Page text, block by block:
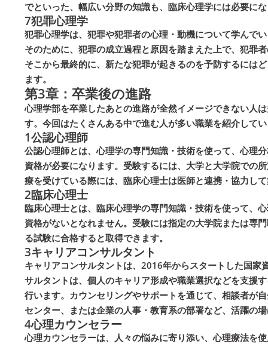
でといった、幅広い分野の知識も、臨床心理学には必要に
7犯罪心理学
犯罪心理学は、犯罪や犯罪者の心理・動機について学んで
そのために、犯罪の成立過程と原因を踏まえた上で、犯罪
そこから最終的に、新たな犯罪が起きるのを予防するには
ます。
第3章：卒業後の進路
心理学部を卒業したあとの進路が全然イメージできない人
す。今回はたくさんある中で進む人が多い職業を紹介して
1公認心理師
公認心理師とは、心理学の専門知識・技術を使って、心理
資格が必要になります。受験するには、大学と大学院での
療を受けている際には、臨床心理士は医師と連携・協力し
2臨床心理士
臨床心理士とは、臨床心理学の専門知識・技術を使って、
資格がないとなれません。受験には指定の大学院または専
る試験に合格すると取得できます。
3キャリアコンサルタント
キャリアコンサルタントは、2016年からスタートした国
サルタントは、個人のキャリア形成や職業選択などを支援
行います。カウンセリングやサポートを通じて、相談者が
センター、または企業の人事・教育系の部署など、活躍の
4心理カウンセラー
心理カウンセラーは、人々の悩みに寄り添い、心理療法を